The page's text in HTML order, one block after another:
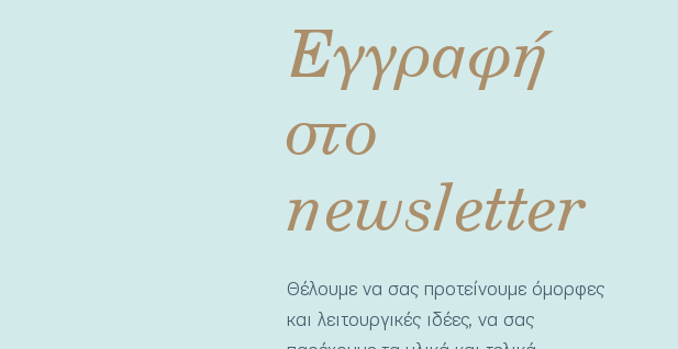
Εγγραφή
στο
newsletter
Θέλουμε να σας προτείνουμε όμορφες
και λειτουργικές ιδέες, να σας